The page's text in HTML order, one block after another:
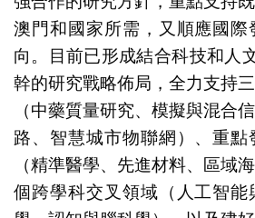
澳門和國家所需，又順應國際
向。目前已形成結合科技和人
幹的研究戰略佈局，全力支持
（中藥質量研究、模擬與混合
路、智慧城市物聯網）、重點
（精準醫學、先進材料、區域
個跨學科交叉領域（人工智能